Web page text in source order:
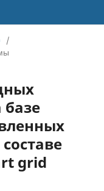
/
базе
grid